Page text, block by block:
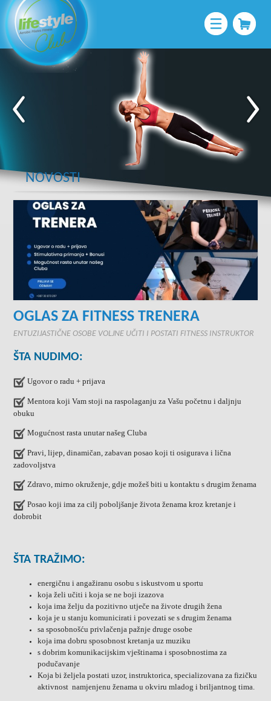
NOVOSTI
OGLAS ZA FITNESS TRENERA
ENTUZIJASTIČNE OSOBE VOLJNE UČITI I POSTATI FITNESS INSTRUKTOR
ŠTA NUDIMO:
Ugovor o radu + prijava
Mentora koji Vam stoji na raspolaganju za Vašu početnu i daljnju
obuku
Mogućnost rasta unutar našeg Cluba
Pravi, lijep, dinamičan, zabavan posao koji ti osigurava i lična
zadovoljstva
Zdravo, mirno okruženje, gdje možeš biti u kontaktu s drugim ženama
Posao koji ima za cilj poboljšanje života ženama kroz kretanje i
dobrobit
ŠTA TRAŽIMO:
energičnu i angažiranu osobus iskustvom u sportu
koja želi učiti i koja se ne boji izazova
koja ima želju da pozitivno utječe na živote drugih žena
koja je u stanju komunicirati i povezati se s drugim ženama
sa sposobnošću privlačenja pažnje druge osobe
koja ima dobru sposobnost kretanja uz muziku
s dobrim komunikacijskim vještinama i sposobnostima za
podučavanje
Koja bi željela postati uzor, instruktorica, specializovana za fizičku
aktivnost namjenjenu ženama u okviru mladog i briljantnog tima.